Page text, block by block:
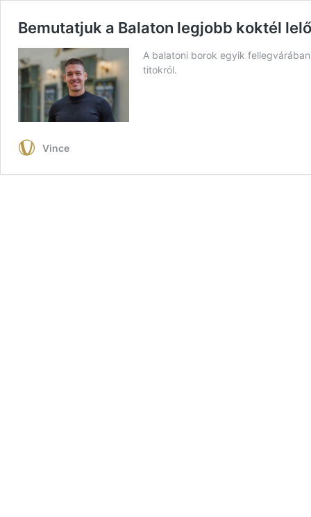
Bemutatjuk a Balaton legjobb koktél
A balatoni borok egyik
titokról.
Vince